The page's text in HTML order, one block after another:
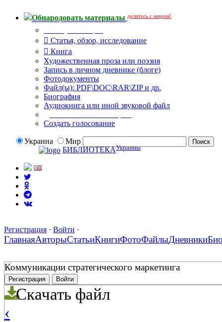
Обнародовать материалы делитесь с миром!
Статья, обзор, исследование
Книга
Художественная проза или поэзия
Запись в личном дневнике (блоге)
Фотодокументы
Файл(ы): PDF\DOC\RAR\ZIP и др.
Биография
Аудиокнига или иной звуковой файл
Создать голосование
Украина
Мир
БИБЛИОТЕКАУкраины
Регистрация · Войти ·
ГлавнаяАвторыСтатьиКнигиФотоФайлыДневники
Коммуникации стратегического маркетинга
Регистрация Войти
Скачать файл
‹